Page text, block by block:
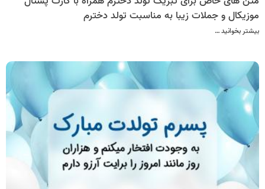
موزیکال و جملات زیبا به مناسبت تولد دخترم
بیشتر بخوانید …